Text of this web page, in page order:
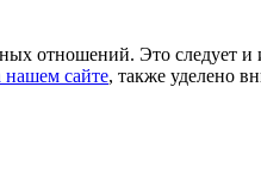
отношений. Это следует
нашем сайте, также уделено